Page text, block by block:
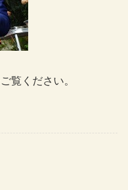
覧ください。